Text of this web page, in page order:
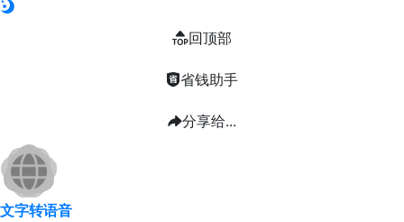
回顶部
省钱助手
分享给...
文字转语音